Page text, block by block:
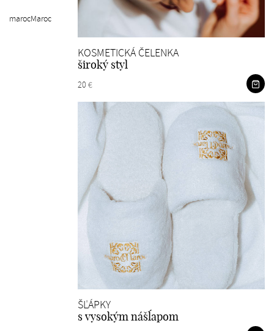
marocMaroc
KOSMETICKÁ ČELENKA
široký styl
20 €
ŠĽÁPKY
s vysokým nášĺapom